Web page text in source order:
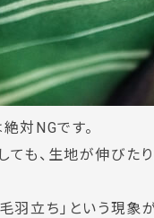
対NGです。
も、生地が伸びた
羽立ち」という現象